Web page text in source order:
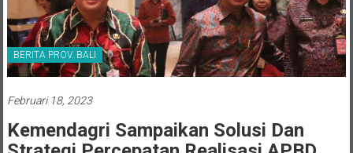
BERITA PROV. BALI
Februari 18, 2023
Kemendagri Sampaikan Solusi Dan